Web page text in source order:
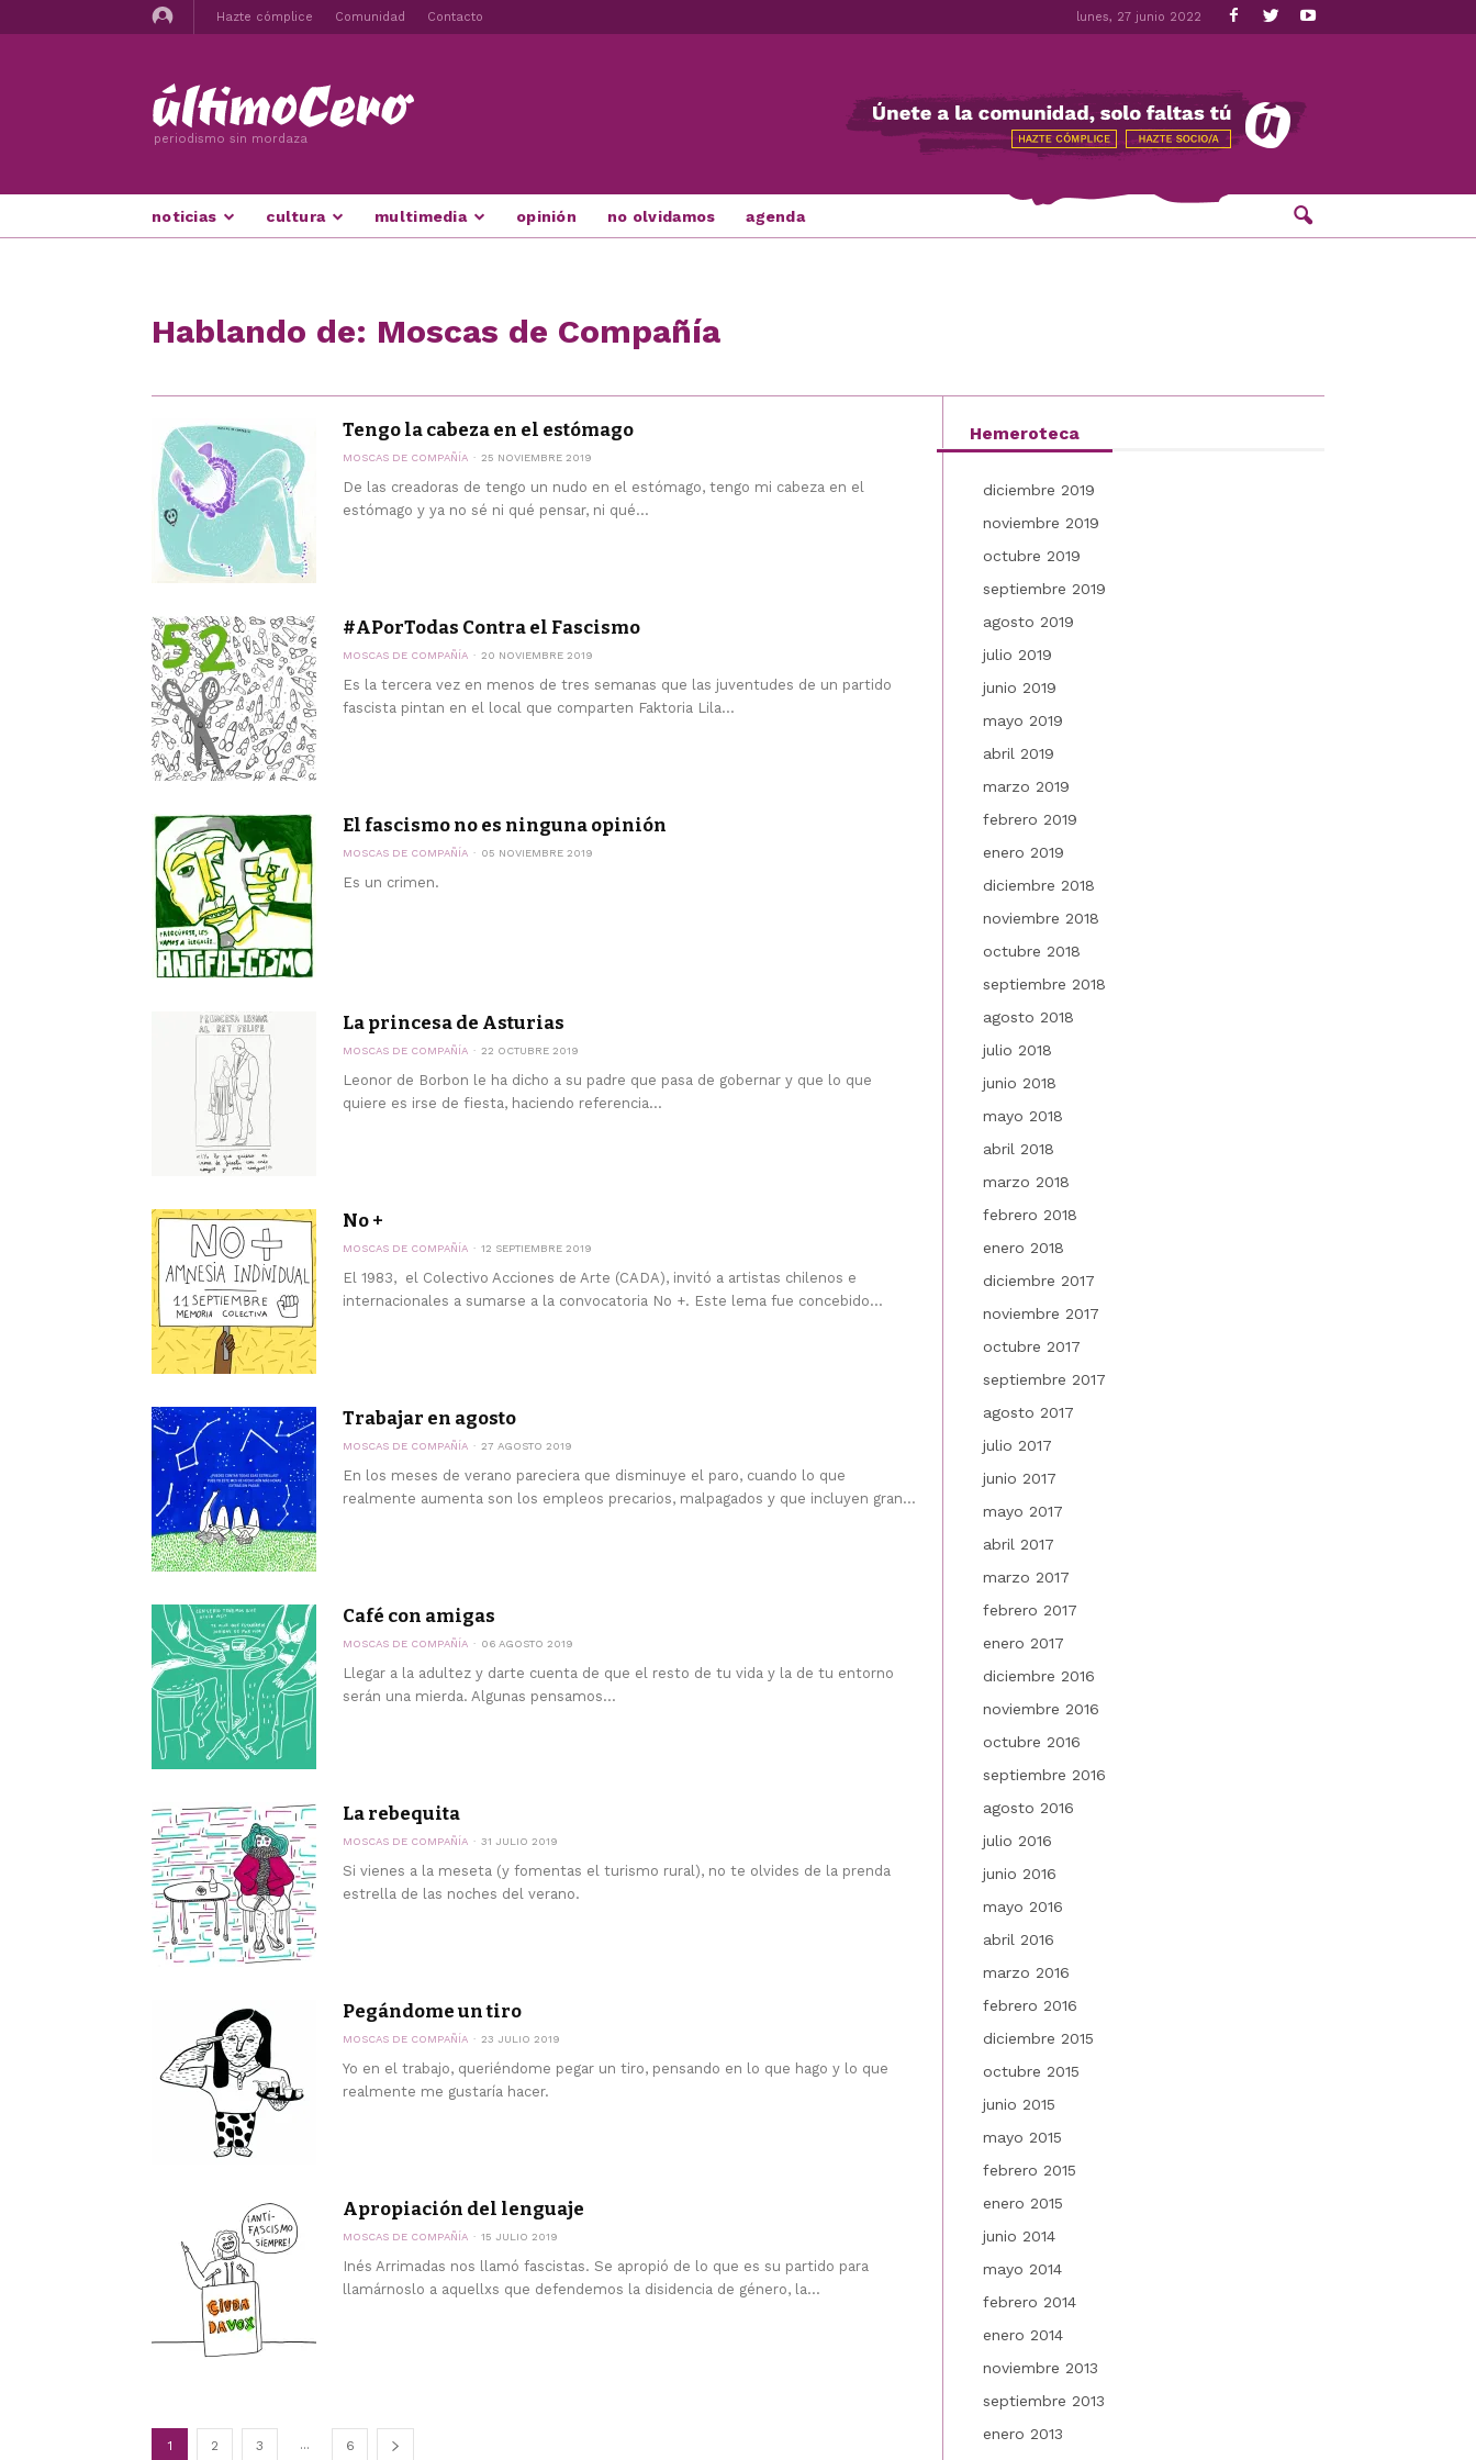
Hazte cómplice Comunidad Contacto lunes, 27 junio 2022
periodismo sin mordaza
noticias cultura multimedia opinión no olvidamos agenda
Hablando de: Moscas de Compañía
Tengo la cabeza en el estómago
MOSCAS DE COMPAÑÍA 25 NOVIEMBRE 2019
De las creadoras de tengo un nudo en el estómago, tengo mi cabeza en el
estómago y ya no sé ni qué pensar, ni qué...
#APorTodas Contra el Fascismo
MOSCAS DE COMPAÑÍA 20 NOVIEMBRE 2019
Es la tercera vez en menos de tres semanas que las juventudes de un partido
fascista pintan en el local que comparten Faktoria Lila...
El fascismo no es ninguna opinión
MOSCAS DE COMPAÑÍA 05 NOVIEMBRE 2019
Es un crimen.
La princesa de Asturias
MOSCAS DE COMPAÑÍA 22 OCTUBRE 2019
Leonor de Borbon le ha dicho a su padre que pasa de gobernar y que lo que
quiere es irse de fiesta, haciendo referencia...
No +
MOSCAS DE COMPAÑÍA 12 SEPTIEMBRE 2019
El 1983, el Colectivo Acciones de Arte (CADA), invitó a artistas chilenos e
internacionales a sumarse a la convocatoria No +. Este lema fue concebido...
Trabajar en agosto
MOSCAS DE COMPAÑÍA 27 AGOSTO 2019
En los meses de verano pareciera que disminuye el paro, cuando lo que
realmente aumenta son los empleos precarios, malpagados y que incluyen gran...
Café con amigas
MOSCAS DE COMPAÑÍA 06 AGOSTO 2019
Llegar a la adultez y darte cuenta de que el resto de tu vida y la de tu entorno
serán una mierda. Algunas pensamos...
La rebequita
MOSCAS DE COMPAÑÍA 31 JULIO 2019
Si vienes a la meseta (y fomentas el turismo rural), no te olvides de la prenda
estrella de las noches del verano.
Pegándome un tiro
MOSCAS DE COMPAÑÍA 23 JULIO 2019
Yo en el trabajo, queriéndome pegar un tiro, pensando en lo que hago y lo que
realmente me gustaría hacer.
Apropiación del lenguaje
MOSCAS DE COMPAÑÍA 15 JULIO 2019
Inés Arrimadas nos llamó fascistas. Se apropió de lo que es su partido para
llamárnoslo a aquellxs que defendemos la disidencia de género, la...
1 2 3 ... 6
Hemeroteca
diciembre 2019
noviembre 2019
octubre 2019
septiembre 2019
agosto 2019
julio 2019
junio 2019
mayo 2019
abril 2019
marzo 2019
febrero 2019
enero 2019
diciembre 2018
noviembre 2018
octubre 2018
septiembre 2018
agosto 2018
julio 2018
junio 2018
mayo 2018
abril 2018
marzo 2018
febrero 2018
enero 2018
diciembre 2017
noviembre 2017
octubre 2017
septiembre 2017
agosto 2017
julio 2017
junio 2017
mayo 2017
abril 2017
marzo 2017
febrero 2017
enero 2017
diciembre 2016
noviembre 2016
octubre 2016
septiembre 2016
agosto 2016
julio 2016
junio 2016
mayo 2016
abril 2016
marzo 2016
febrero 2016
diciembre 2015
octubre 2015
junio 2015
mayo 2015
febrero 2015
enero 2015
junio 2014
mayo 2014
febrero 2014
enero 2014
noviembre 2013
septiembre 2013
enero 2013